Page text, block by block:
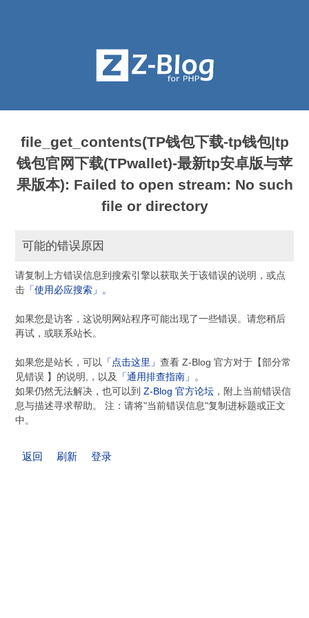
file_get_contents(TP钱包下载-tp钱包|tp
钱包官网下载(TPwallet)-最新tp安卓版与苹
果版本): Failed to open stream: No such
file or directory
可能的错误原因
请复制上方错误信息到搜索引擎以获取关于该错误的说明，或点
击 「使用必应搜索」。
如果您是访客，这说明网站程序可能出现了一些错误。请您稍后
再试，或联系站长。
如果您是站长，可以 「点击这里」查看 Z-Blog 官方对于【部分常
见错误 】的说明,，以及
「通用排查指南」 。
如果仍然无法解决，也可以到Z-Blog 官方论坛 ，附上当前错误信
息与描述寻求帮助。 注：请将"当前错误信息"复制进标题或正文
中。
返回 刷新 登录